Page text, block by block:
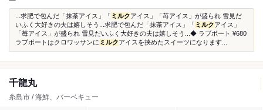
...求肥で包んだ「抹茶アイス」「 ミルクアイス」「苺アイス」が盛られ 雪見だ
いふく大好きの夫は嬉しそう...求肥で包んだ「抹茶アイス」「 ミルクアイス」
「苺アイス」が盛られ 雪見だいふく大好きの夫は嬉しそう...◆ ラブボート ¥680
ラブボートはクロワッサンに ミルクアイスを挟めたスイーツになります...
千龍丸
糸島市 / 海鮮、バーベキュー